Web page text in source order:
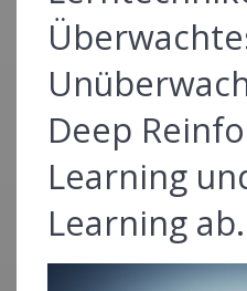
Deep
Learning
Learning ab.